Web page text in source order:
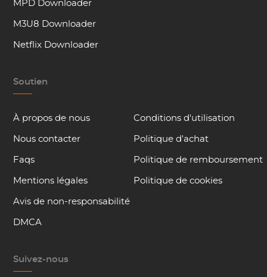
MPD Downloader
M3U8 Downloader
Netflix Downloader
Soutien
À propos de nous
Nous contacter
Faqs
Mentions légales
Avis de non-responsabilité
DMCA
Conditions d'utilisation
Politique d'achat
Politique de remboursement
Politique de cookies
Suivez-nous